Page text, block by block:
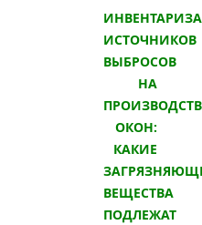
ИСТОЧНИКОВ
ВЫБРОСОВ
НА
ОКОН:
КАКИЕ
ВЕЩЕСТВА
ПОДЛЕЖАТ